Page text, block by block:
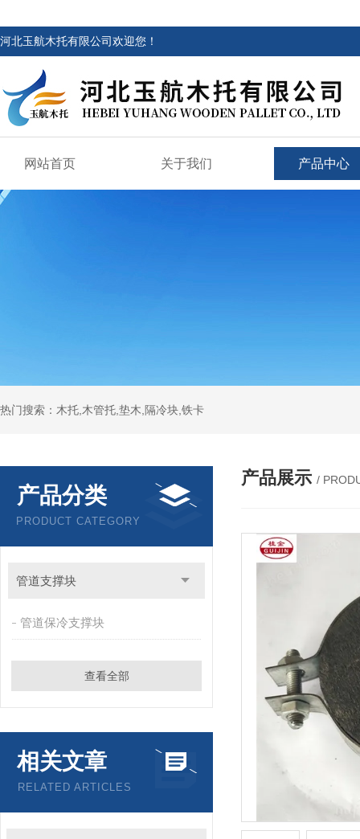
河北玉航木托有限公司欢迎您！
网站首页 关于我们 产品中心
热门搜索：木托,木管托,垫木,隔冷块,铁卡
产品分类
PRODUCT CATEGORY
管道支撑块
管道保冷支撑块
查看全部
相关文章
RELATED ARTICLES
产品展示 /